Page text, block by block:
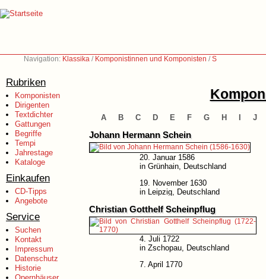
Navigation: Klassika / Komponistinnen und Komponisten /S
Rubriken
Komponisten
Dirigenten
Textdichter
Gattungen
Begriffe
Tempi
Jahrestage
Kataloge
Einkaufen
CD-Tipps
Angebote
Service
Suchen
Kontakt
Impressum
Datenschutz
Historie
A B C D E F G H J
Johann Hermann Schein
20. Januar 1586
in Grünhain, Deutschland
19. November 1630
in Leipzig, Deutschland
Christian Gotthelf Scheinpflug
4. Juli 1722
in Zschopau, Deutschland
7. April 1770